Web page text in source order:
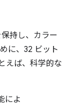
持し、カラー
に、32 ビット
えば、科学的な
によ